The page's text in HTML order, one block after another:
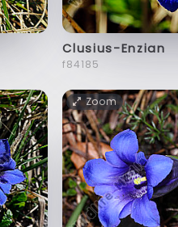
Clusius-Enzian
f84185
Zoom